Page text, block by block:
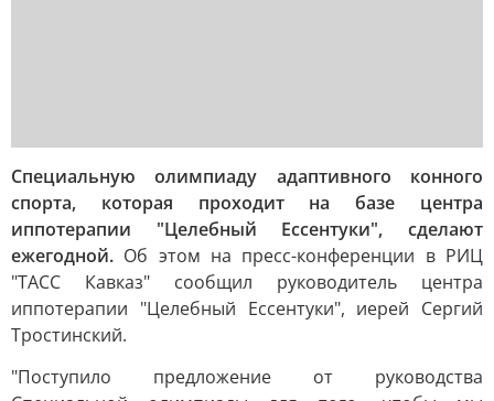
Специальную олимпиаду адаптивного конного
спорта, которая проходит на базе центра
иппотерапии "Целебный Ессентуки", сделают
ежегодной. Об этом на пресс-конференции в РИЦ
"ТАСС Кавказ" сообщил руководитель центра
иппотерапии "Целебный Ессентуки", иерей Сергий
Тростинский.
"Поступило предложение от руководства